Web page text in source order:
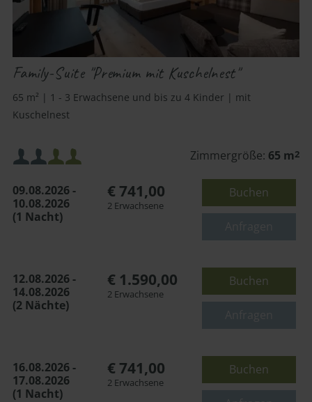
Family-Suite "Premium mit Kuschelnest"
65 m² | 1 - 3 Erwachsene und bis zu 4 Kinder | mit
Kuschelnest
Mindestbelegung:
Maximalbelegung:
Zimmergröße: 65 m2
09.08.2026 -
10.08.2026
(1 Nacht)
€ 741,00
2 Erwachsene
Buchen
12.08.2026 -
14.08.2026
(2 Nächte)
€ 1.590,00
2 Erwachsene
Buchen
16.08.2026 -
17.08.2026
(1 Nacht)
€ 741,00
2 Erwachsene
Buchen